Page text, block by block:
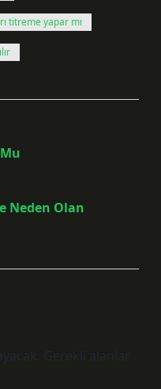
titreme yapar mı
Neden Olan
Gerekli alanlar